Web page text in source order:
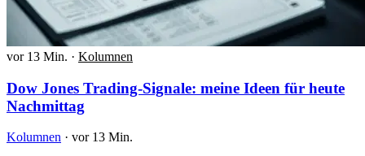
vor 13 Min. · Kolumnen
Dow Jones Trading-Signale: meine Ideen für heute
Nachmittag
Kolumnen · vor 13 Min.